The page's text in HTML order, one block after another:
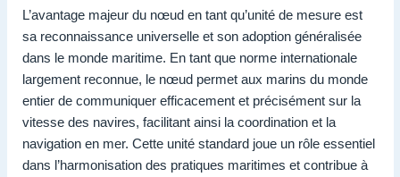
L’avantage majeur du nœud en tant qu’unité de mesure est
sa reconnaissance universelle et son adoption généralisée
dans le monde maritime. En tant que norme internationale
largement reconnue, le nœud permet aux marins du monde
entier de communiquer efficacement et précisément sur la
vitesse des navires, facilitant ainsi la coordination et la
navigation en mer. Cette unité standard joue un rôle essentiel
dans l’harmonisation des pratiques maritimes et contribue à